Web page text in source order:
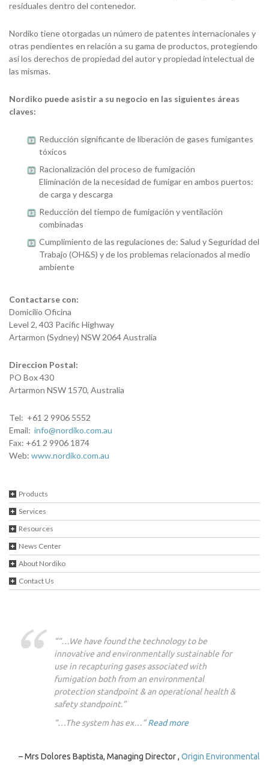
residuales dentro del contenedor.
Nordiko tiene otorgadas un número de patentes internacionales y
otras pendientes en relación a su gama de productos, protegiendo
así los derechos de propiedad del autor y propiedad intelectual de
las mismas.
Nordiko puede asistir a su negocio en las siguientes áreas
claves:
Reducción significante de liberación de gases fumigantes
tóxicos
Racionalización del proceso de fumigación
Eliminación de la necesidad de fumigar en ambos puertos:
de carga y descarga
Reducción del tiempo de fumigación y ventilación
combinadas
Cumplimiento de las regulaciones de: Salud y Seguridad del
Trabajo (OH&S) y de los problemas relacionados al medio
ambiente
Contactarse con:
Domicilio Oficina
Level 2, 403 Pacific Highway
Artarmon (Sydney) NSW 2064 Australia
Direccion Postal:
PO Box 430
Artarmon NSW 1570, Australia
Tel: +61 2 9906 5552
Email: info@nordiko.com.au
Fax: +61 2 9906 1874
Web: www.nordiko.com.au
Products
Services
Resources
News Center
About Nordiko
Contact Us
“…We have found the technology to be
innovative and environmentally sustainable for
use in recapturing gases associated with
fumigation both from an environmental
protection standpoint & an operational health &
safety standpoint.”
“…The system has ex…
Read more
Mrs Dolores Baptista Managing Director Origin Environmental